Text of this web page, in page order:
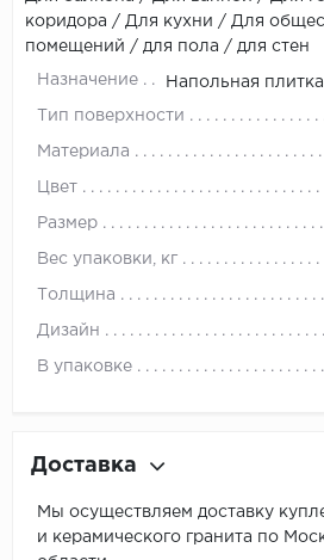
коридора / Для кухни / Для
помещений / для пола / для стен
Назначение Напольная
Тип поверхности
Материала
Цвет
Размер
Вес упаковки, кг
Толщина
Дизайн
В упаковке
Доставка
Мы осуществляем доставку
и керамического гранита по